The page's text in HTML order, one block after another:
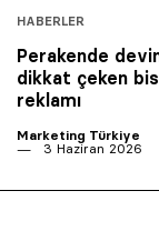
HABERLER
Perakende
dikkat çeken
reklamı
Marketing Türkiye
3 Haziran 2026